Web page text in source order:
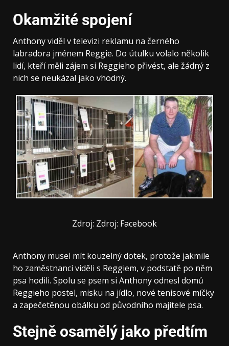
Okamžité spojení
Anthony viděl v televizi reklamu na černého
labradora jménem Reggie. Do útulku volalo několik
lidí, kteří měli zájem si Reggieho přivést, ale žádný z
nich se neukázal jako vhodný.
Zdroj: Zdroj: Facebook
Anthony musel mít kouzelný dotek, protože jakmile
ho zaměstnanci viděli s Reggiem, v podstatě po něm
psa hodili. Spolu se psem si Anthony odnesl domů
Reggieho postel, misku na jídlo, nové tenisové míčky
a zapečetěnou obálku od původního majitele psa.
Stejně osamělý jako předtím